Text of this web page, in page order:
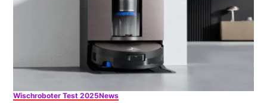
Wischroboter Test 2025News